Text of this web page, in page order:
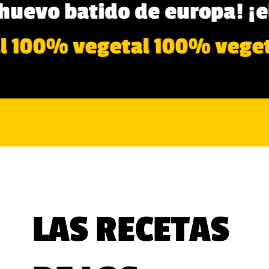
batido de europa!
vegetal 100%
LAS RECETAS